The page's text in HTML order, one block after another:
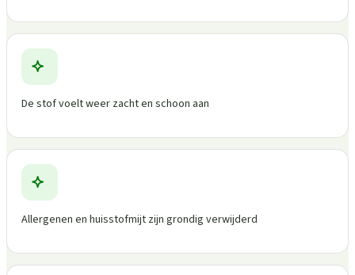
De stof voelt weer zacht en schoon aan
Allergenen en huisstofmijt zijn grondig verwijderd